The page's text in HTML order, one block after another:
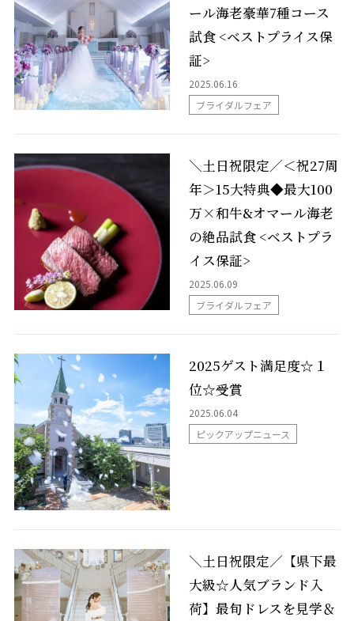
列席者の皆様へ
はじめての式場見学の方へ
ブライダルエステ
スタッフ情報
卒花パーティー・リレフェス
LINEコンシェルジュデスク
カフェ・ランチ
成人式
採用情報
NEWS
ール海老豪華7種コース
試食 <ベストプライス保
証>
2025.06.16
ブライダルフェア
＼土日祝限定／＜祝27周
年＞15大特典◆最大100
万×和牛&オマール海老
の絶品試食 <ベストプラ
イス保証>
2025.06.09
ブライダルフェア
2025ゲスト満足度☆１
位☆受賞
2025.06.04
ピックアップニュース
＼土日祝限定／【県下最
大級☆人気ブランド入
荷】最旬ドレスを見学＆